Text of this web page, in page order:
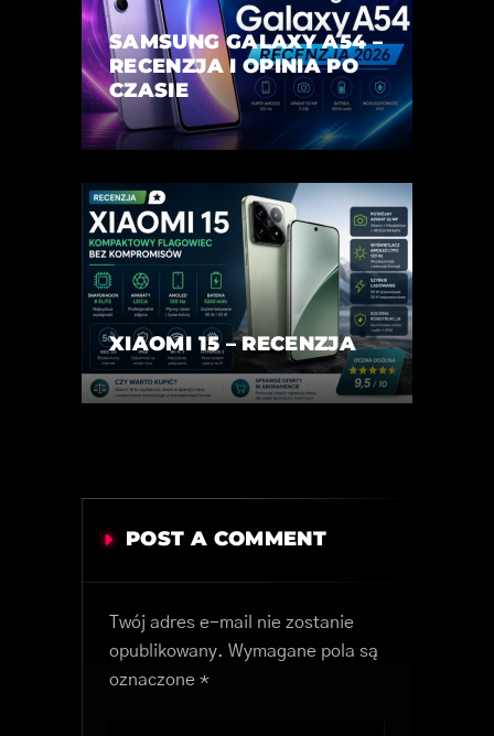
SAMSUNG GALAXY A54 –
RECENZJA I OPINIA PO
CZASIE
XIAOMI 15 – RECENZJA
POST A COMMENT
Twój adres e-mail nie zostanie
opublikowany. Wymagane pola są
oznaczone *